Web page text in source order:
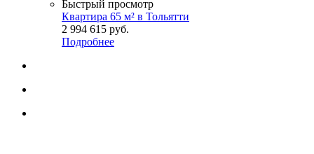
Быстрый просмотр
Квартира 65 м² в Тольятти
2 994 615 руб.
Подробнее